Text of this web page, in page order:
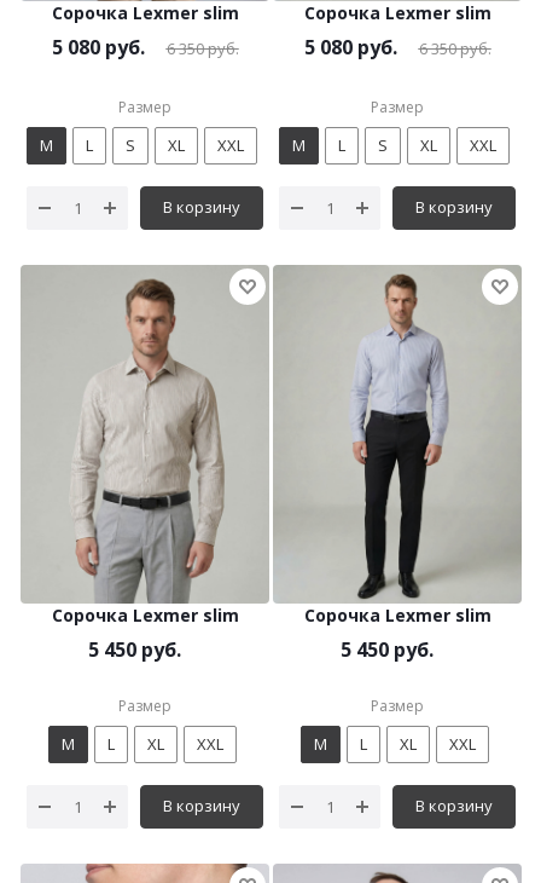
Сорочка Lexmer slim
5 080руб. 6 350руб.
Размер
M L S XL XXL
В корзину
Сорочка Lexmer slim
5 080руб. 6 350руб.
Размер
M L S XL XXL
В корзину
Сорочка Lexmer slim
5 450 руб.
Размер
M L XL XXL
В корзину
Сорочка Lexmer slim
5 450 руб.
Размер
M L XL XXL
В корзину